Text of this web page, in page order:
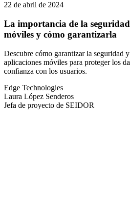
22 de abril de 2024
La importancia de la
móviles y cómo garantizarla
Descubre cómo garantizar la seguridad
aplicaciones móviles para proteger los
confianza con los usuarios.
Edge Technologies
Laura López Senderos
Jefa de proyecto de SEIDOR